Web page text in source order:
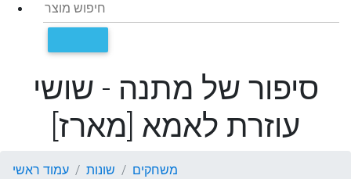
סיפור של מתנה - שושי
עוזרת לאמא [מארז]
עמוד ראשי שונות
משחקים